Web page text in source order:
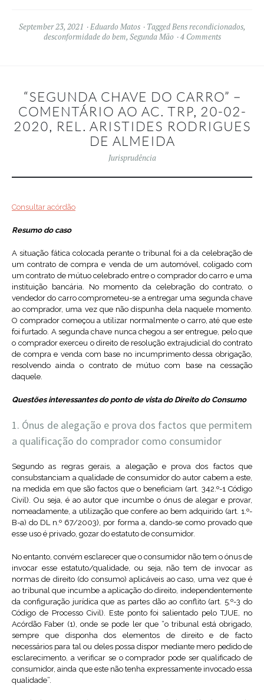
September 23, 2021 Eduardo Matos TaggedBens recondicionados,
desconformidade do bem, Segunda Mão 4 Comments
“SEGUNDA CHAVE DO CARRO” –
COMENTÁRIO AO AC. TRP, 20-02-
2020, REL. ARISTIDES RODRIGUES
DE ALMEIDA
Jurisprudência
Consultar acórdão
Resumo do caso
A situação fática colocada perante o tribunal foi a da celebração de
um contrato de compra e venda de um automóvel, coligado com
um contrato de mútuo celebrado entre o comprador do carro e uma
instituição bancária. No momento da celebração do contrato, o
vendedor do carro comprometeu-se a entregar uma segunda chave
ao comprador, uma vez que não dispunha dela naquele momento.
O comprador começou a utilizar normalmente o carro, até que este
foi furtado. A segunda chave nunca chegou a ser entregue, pelo que
o comprador exerceu o direito de resolução extrajudicial do contrato
de compra e venda com base no incumprimento dessa obrigação,
resolvendo ainda o contrato de mútuo com base na cessação
daquele.
Questões interessantes do ponto de vista do Direito do Consumo
Ónus de alegação e prova dos factos que permitem
a qualificação do comprador como consumidor
Segundo as regras gerais, a alegação e prova dos factos que
consubstanciam a qualidade de consumidor do autor cabem a este,
na medida em que são factos que o beneficiam (art. 342.º-1 Código
Civil). Ou seja, é ao autor que incumbe o ónus de alegar e provar,
nomeadamente, a utilização que confere ao bem adquirido (art. 1.º-
B-a) do DL n.º 67/2003), por forma a, dando-se como provado que
esse uso é privado, gozar do estatuto de consumidor.
No entanto, convém esclarecer que o consumidor não tem o ónus de
invocar esse estatuto/qualidade, ou seja, não tem de invocar as
normas de direito (do consumo) aplicáveis ao caso, uma vez que é
ao tribunal que incumbe a aplicação do direito, independentemente
da configuração jurídica que as partes dão ao conflito (art. 5.º-3 do
Código de Processo Civil). Este ponto foi salientado pelo TJUE, no
Acórdão Faber (1), onde se pode ler que “o tribunal está obrigado,
sempre que disponha dos elementos de direito e de facto
necessários para tal ou deles possa dispor mediante mero pedido de
esclarecimento, a verificar se o comprador pode ser qualificado de
consumidor, ainda que este não tenha expressamente invocado essa
qualidade”.